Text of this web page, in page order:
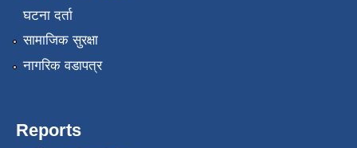
घटना दर्ता
सामाजिक सुरक्षा
नागरिक वडापत्र
Reports